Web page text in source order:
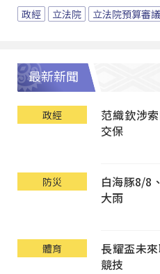
政經 立法院 立法院預算審議
最新新聞
政經
范織欽涉
交保
防災
白海豚8/8
大雨
體育
長耀盃未
競技